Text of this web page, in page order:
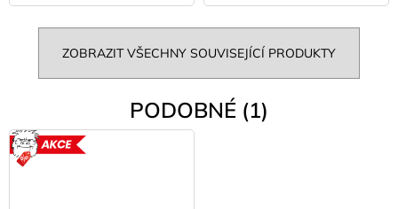
ZOBRAZIT VŠECHNY SOUVISEJÍCÍ PRODUKTY
PODOBNÉ (1)